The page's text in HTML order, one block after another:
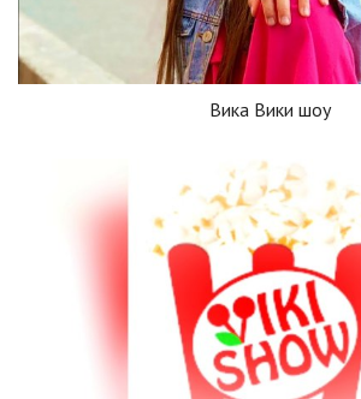
Вика Вики шоу